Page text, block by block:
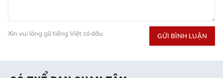
Xin vui lòng gõ tiếng Việt có dấu GỬI BÌNH LUẬN